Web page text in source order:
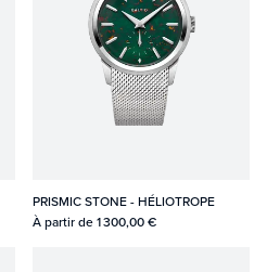
PRISMIC STONE - HÉLIOTROPE
À partir de1 300,00 €